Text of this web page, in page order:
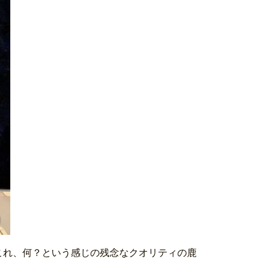
、何？という感じの残念なクオリティの鹿